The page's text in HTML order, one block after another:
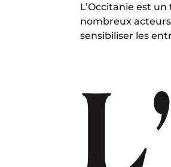
L’Occitanie est
nombreux
sensibiliser les